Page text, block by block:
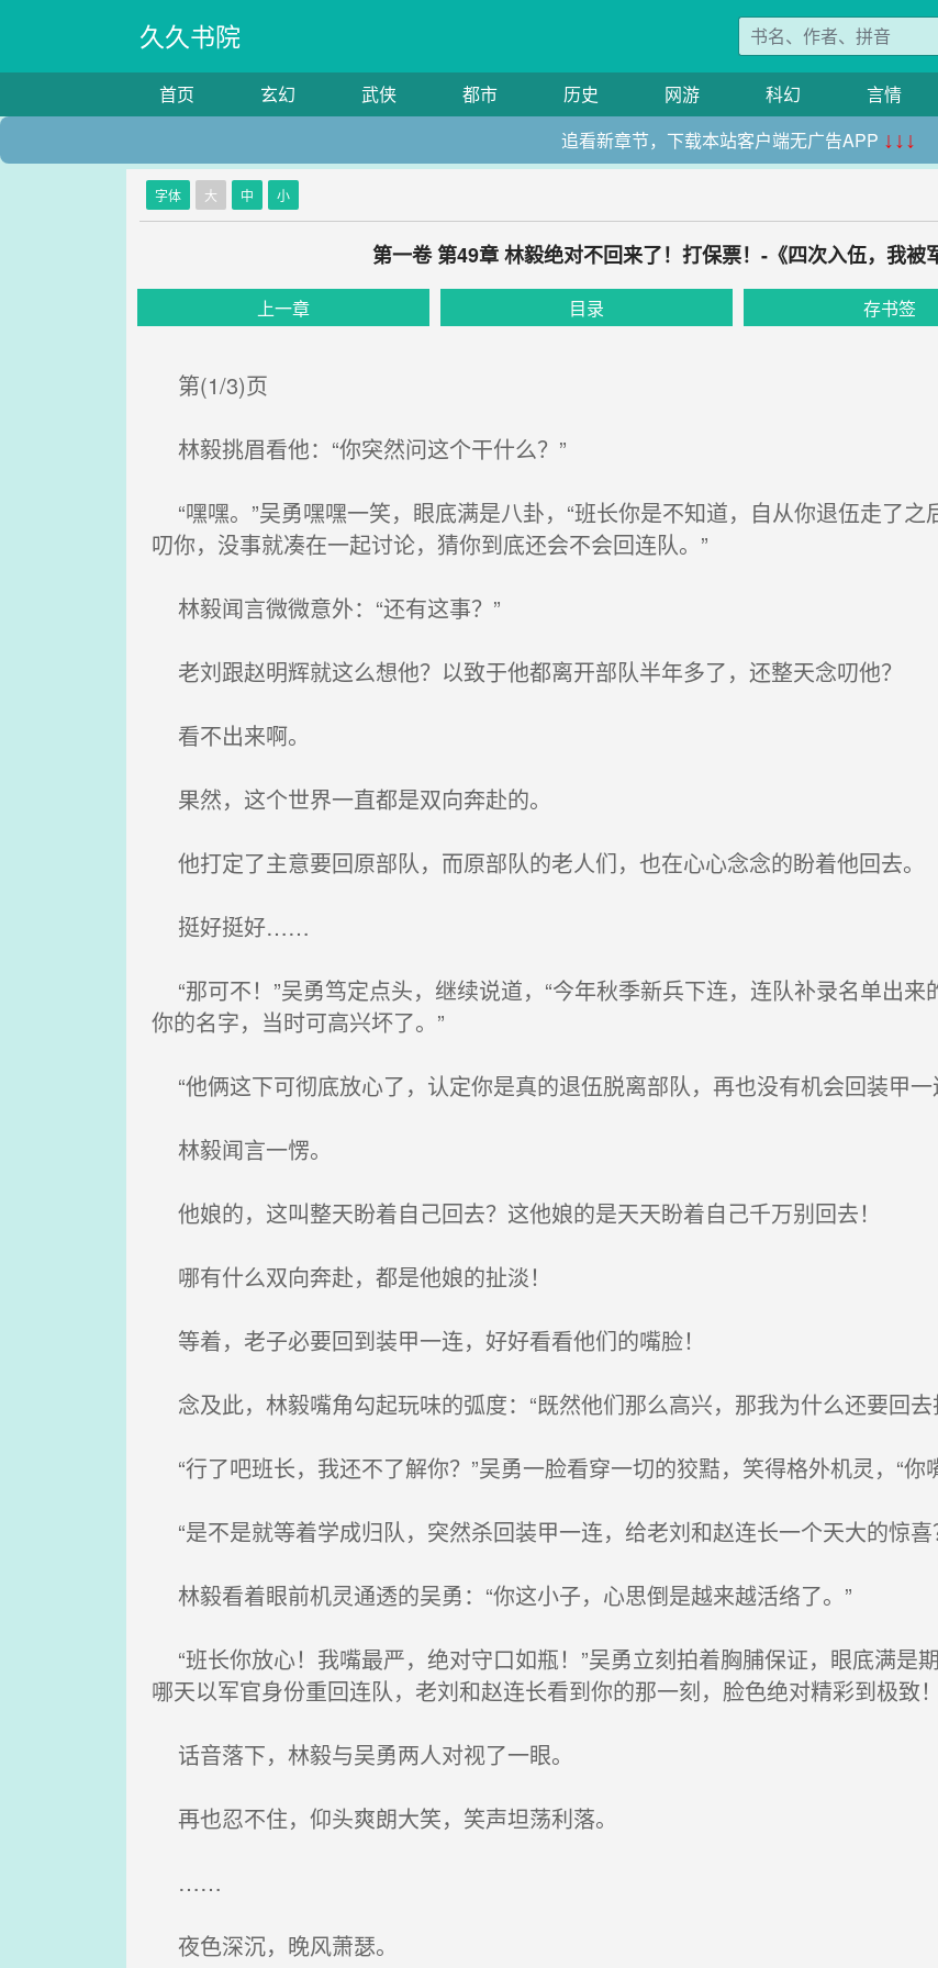
久久书院
首页 玄幻 武侠 都市 历史 网游 科幻 言情
追看新章节，下载本站客户端无广告APP ↓↓↓
字体 大 中 小
第一卷 第49章 林毅绝对不回来了！打保票！-《四次入伍，我被
上一章 目录 存书签
第(1/3)页
林毅挑眉看他：“你突然问这个干什么？”
“嘿嘿。”吴勇嘿嘿一笑，眼底满是八卦，“班长你是不知道，自从你退伍走了
叨你，没事就凑在一起讨论，猜你到底还会不会回连队。”
林毅闻言微微意外：“还有这事？”
老刘跟赵明辉就这么想他？以致于他都离开部队半年多了，还整天念叨他？
看不出来啊。
果然，这个世界一直都是双向奔赴的。
他打定了主意要回原部队，而原部队的老人们，也在心心念念的盼着他回去。
挺好挺好……
“那可不！”吴勇笃定点头，继续说道，“今年秋季新兵下连，连队补录名单出
你的名字，当时可高兴坏了。”
“他俩这下可彻底放心了，认定你是真的退伍脱离部队，再也没有机会回装甲一
林毅闻言一愣。
他娘的，这叫整天盼着自己回去？这他娘的是天天盼着自己千万别回去！
哪有什么双向奔赴，都是他娘的扯淡！
等着，老子必要回到装甲一连，好好看看他们的嘴脸！
念及此，林毅嘴角勾起玩味的弧度：“既然他们那么高兴，那我为什么还要回去
“行了吧班长，我还不了解你？”吴勇一脸看穿一切的狡黠，笑得格外机灵，“你
“是不是就等着学成归队，突然杀回装甲一连，给老刘和赵连长一个天大的惊喜
林毅看着眼前机灵通透的吴勇：“你这小子，心思倒是越来越活络了。”
“班长你放心！我嘴最严，绝对守口如瓶！”吴勇立刻拍着胸脯保证，眼底满是
哪天以军官身份重回连队，老刘和赵连长看到你的那一刻，脸色绝对精彩到极致
话音落下，林毅与吴勇两人对视了一眼。
再也忍不住，仰头爽朗大笑，笑声坦荡利落。
……
夜色深沉，晚风萧瑟。